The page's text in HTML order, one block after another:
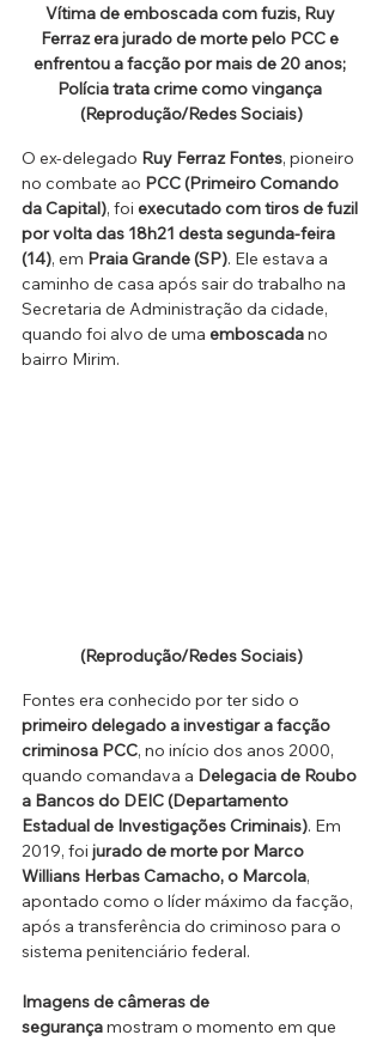
Vítima de emboscada com fuzis, Ruy
Ferraz era jurado de morte pelo PCC e
enfrentou a facção por mais de 20 anos;
Polícia trata crime como vingança
(Reprodução/Redes Sociais)
O ex-delegado Ruy Ferraz Fontes, pioneiro
no combate ao PCC (Primeiro Comando
da Capital), foi executado com tiros de fuzil
por volta das 18h21 desta segunda-feira
(14), em Praia Grande (SP). Ele estava a
caminho de casa após sair do trabalho na
Secretaria de Administração da cidade,
quando foi alvo de uma emboscada no
bairro Mirim.
(Reprodução/Redes Sociais)
Fontes era conhecido por ter sido o
primeiro delegado a investigar a facção
criminosa PCC, no início dos anos 2000,
quando comandava a Delegacia de Roubo
a Bancos do DEIC (Departamento
Estadual de Investigações Criminais). Em
2019, foi jurado de morte por Marco
Willians Herbas Camacho, o Marcola,
apontado como o líder máximo da facção,
após a transferência do criminoso para o
sistema penitenciário federal.
Imagens de câmeras de
segurança mostram o momento em que